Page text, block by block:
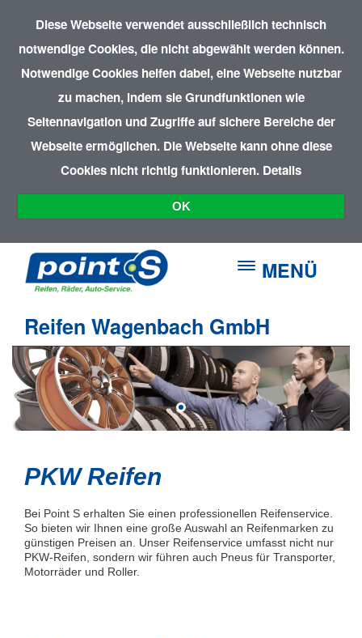
Diese Webseite verwendet ausschließlich technisch
notwendige Cookies, die nicht abgewählt werden können.
Notwendige Cookies helfen dabei, eine Webseite nutzbar
zu machen, indem sie Grundfunktionen wie
Seitennavigation und Zugriffe auf sichere Bereiche der
Webseite ermöglichen. Die Webseite kann ohne diese
Cookies nicht richtig funktionieren. Details
OK
MENÜ
Reifen Wagenbach GmbH
PKW Reifen
Bei Point S erhalten Sie einen professionellen Reifenservice.
So bieten wir Ihnen eine große Auswahl an Reifenmarken zu
günstigen Preisen an. Unser Reifenservice umfasst nicht nur
PKW-Reifen, sondern wir führen auch Pneus für Transporter,
Motorräder und Roller.